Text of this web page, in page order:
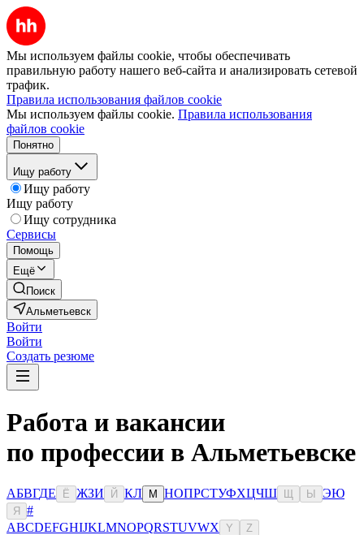
Мы используем файлы cookie, чтобы обеспечивать
правильную работу нашего веб-сайта и анализировать сетевой
трафик.
Правила использования файлов cookie
Мы используем файлы cookie. Правила использования
файлов cookie
Понятно
Ищу работу
Ищу работу
Ищу работу
Ищу сотрудника
Сервисы
Помощь
Ещё
Поиск
Альметьевск
Войти
Войти
Создать резюме
Работа и вакансии
по профессии в Альметьевске
АБВГДЕ Ё ЖЗИ Й КЛ М НОПРСТУФХЦЧШ Ы ЭЮ
Я
#
ABCDEFGHIJKLMNOPQRSTUVWX Y Z